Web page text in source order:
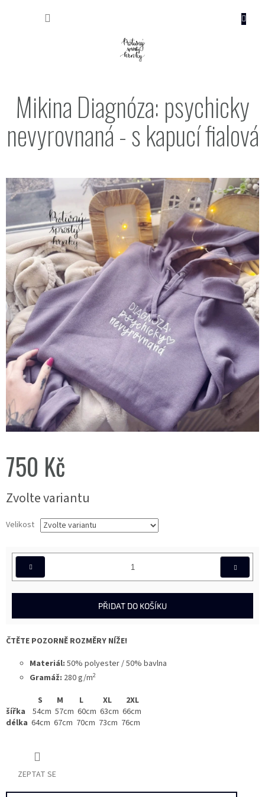
Mikina Diagnóza: psychicky
nevyrovnaná - s kapucí fialová
750 Kč
cena:
Zvolte variantu
Velikost
PŘIDAT DO KOŠÍKU
ČTĚTE POZORNĚ ROZMĚRY NÍŽE!
Materiál: 50% polyester / 50% bavlna
Gramáž: 280 g/m2
S M L XL 2XL
šířka 54cm 57cm 60cm 63cm 66cm
délka 64cm 67cm 70cm 73cm 76cm
ZEPTAT SE